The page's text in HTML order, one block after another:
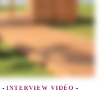
- INTERVIEW VIDÉO -